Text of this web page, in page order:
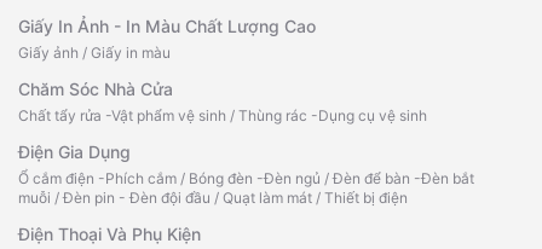
Giấy In Ảnh - In Màu Chất Lượng Cao
Giấy ảnh / Giấy in màu
Chăm Sóc Nhà Cửa
Chất tẩy rửa -Vật phẩm vệ sinh / Thùng rác -Dụng cụ vệ sinh
Điện Gia Dụng
Ổ cắm điện -Phích cắm / Bóng đèn -Đèn ngủ /Đèn để bàn -Đèn bắt
muỗi /Đèn pin - Đèn đội đầu / Quạt làm mát / Thiết bị điện
Điện Thoại Và Phụ Kiện